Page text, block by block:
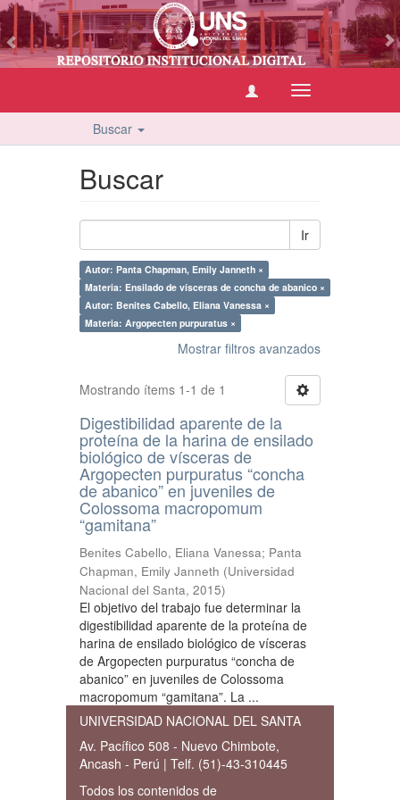
Cambiar
navegación
Buscar
Buscar
Ir
Autor: Panta Chapman, Emily Janneth ×
Materia: Ensilado de vísceras de concha de abanico ×
Autor: Benites Cabello, Eliana Vanessa ×
Materia: Argopecten purpuratus ×
Mostrar filtros avanzados
Mostrando ítems 1-1 de 1
Digestibilidad aparente de la
proteína de la harina de ensilado
biológico de vísceras de
Argopecten purpuratus “concha
de abanico” en juveniles de
Colossoma macropomum
“gamitana”
Benites Cabello, Eliana Vanessa; Panta
Chapman, Emily Janneth (Universidad
Nacional del Santa, 2015)
El objetivo del trabajo fue determinar la
digestibilidad aparente de la proteína de
harina de ensilado biológico de vísceras
de Argopecten purpuratus “concha de
abanico” en juveniles de Colossoma
macropomum “gamitana”. La ...
UNIVERSIDAD NACIONAL DEL SANTA
Av. Pacífico 508 - Nuevo Chimbote,
Ancash - Perú | Telf. (51)-43-310445
Todos los contenidos de